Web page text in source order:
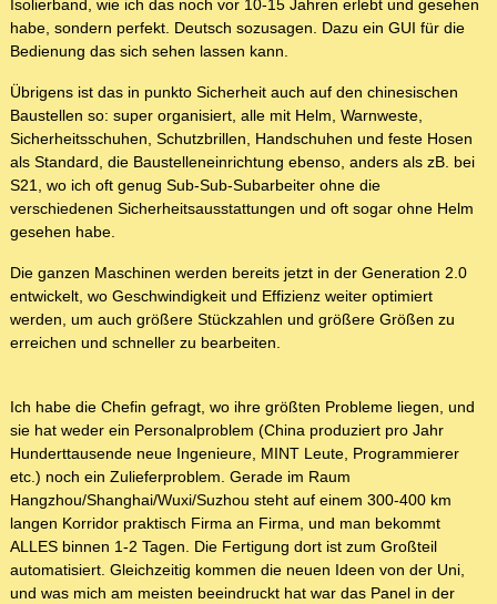
Isolierband, wie ich das noch vor 10-15 Jahren erlebt und gesehen
habe, sondern perfekt. Deutsch sozusagen. Dazu ein GUI für die
Bedienung das sich sehen lassen kann.
Übrigens ist das in punkto Sicherheit auch auf den chinesischen
Baustellen so: super organisiert, alle mit Helm, Warnweste,
Sicherheitsschuhen, Schutzbrillen, Handschuhen und feste Hosen
als Standard, die Baustelleneinrichtung ebenso, anders als zB. bei
S21, wo ich oft genug Sub-Sub-Subarbeiter ohne die
verschiedenen Sicherheitsausstattungen und oft sogar ohne Helm
gesehen habe.
Die ganzen Maschinen werden bereits jetzt in der Generation 2.0
entwickelt, wo Geschwindigkeit und Effizienz weiter optimiert
werden, um auch größere Stückzahlen und größere Größen zu
erreichen und schneller zu bearbeiten.
Ich habe die Chefin gefragt, wo ihre größten Probleme liegen, und
sie hat weder ein Personalproblem (China produziert pro Jahr
Hunderttausende neue Ingenieure, MINT Leute, Programmierer
etc.) noch ein Zulieferproblem. Gerade im Raum
Hangzhou/Shanghai/Wuxi/Suzhou steht auf einem 300-400 km
langen Korridor praktisch Firma an Firma, und man bekommt
ALLES binnen 1-2 Tagen. Die Fertigung dort ist zum Großteil
automatisiert. Gleichzeitig kommen die neuen Ideen von der Uni,
und was mich am meisten beeindruckt hat war das Panel in der